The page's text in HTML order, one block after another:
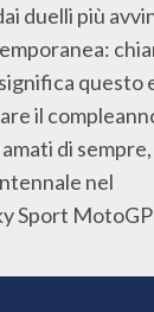
duelli più
questo
il
di
nel
Sport